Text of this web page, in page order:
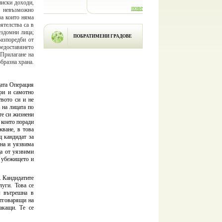
доходи,
които няма
са в
лица;
от
на
храна.
Операция
и самотно
си и не
лицата по
си жизнени
поради
в това
кандидат за
и уязвима
от уязвими
убежището и
Това се
вътрешна в
на
Те се
информация
повече информация
ПОБРАТИМЕНИ ГРАДОВЕ